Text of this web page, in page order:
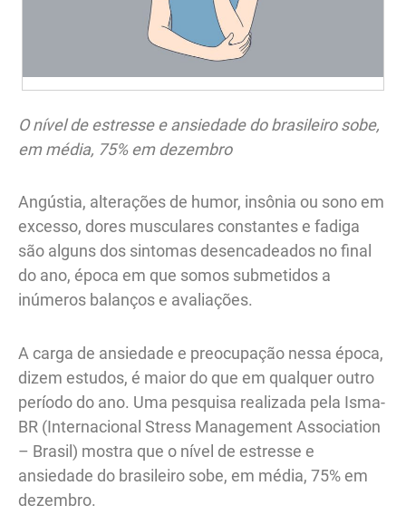
O nível de estresse e ansiedade do brasileiro sobe,
em média, 75% em dezembro
Angústia, alterações de humor, insônia ou sono em
excesso, dores musculares constantes e fadiga
são alguns dos sintomas desencadeados no final
do ano, época em que somos submetidos a
inúmeros balanços e avaliações.
A carga de ansiedade e preocupação nessa época,
dizem estudos, é maior do que em qualquer outro
período do ano. Uma pesquisa realizada pela Isma-
BR (Internacional Stress Management Association
– Brasil) mostra que o nível de estresse e
ansiedade do brasileiro sobe, em média, 75% em
dezembro.